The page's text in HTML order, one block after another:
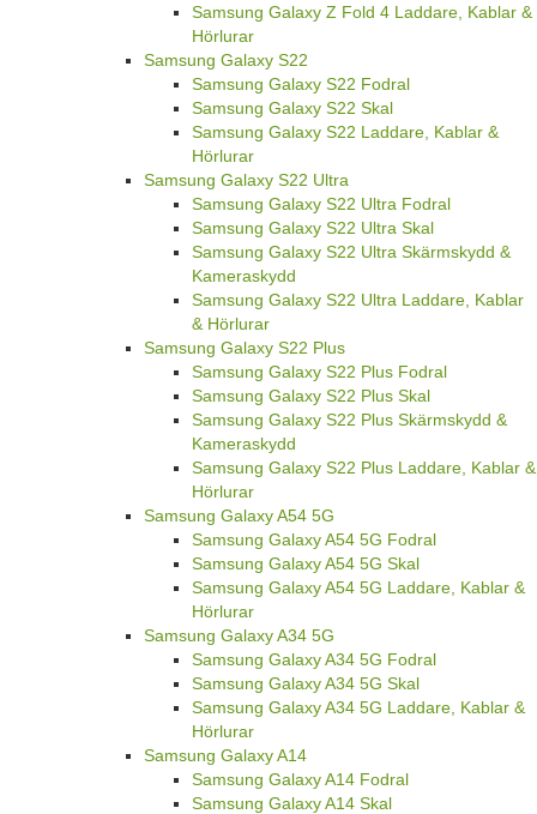
Samsung Galaxy Z Fold 4 Laddare, Kablar &
Hörlurar
Samsung Galaxy S22
Samsung Galaxy S22 Fodral
Samsung Galaxy S22 Skal
Samsung Galaxy S22 Laddare, Kablar &
Hörlurar
Samsung Galaxy S22 Ultra
Samsung Galaxy S22 Ultra Fodral
Samsung Galaxy S22 Ultra Skal
Samsung Galaxy S22 Ultra Skärmskydd &
Kameraskydd
Samsung Galaxy S22 Ultra Laddare, Kablar
& Hörlurar
Samsung Galaxy S22 Plus
Samsung Galaxy S22 Plus Fodral
Samsung Galaxy S22 Plus Skal
Samsung Galaxy S22 Plus Skärmskydd &
Kameraskydd
Samsung Galaxy S22 Plus Laddare, Kablar &
Hörlurar
Samsung Galaxy A54 5G
Samsung Galaxy A54 5G Fodral
Samsung Galaxy A54 5G Skal
Samsung Galaxy A54 5G Laddare, Kablar &
Hörlurar
Samsung Galaxy A34 5G
Samsung Galaxy A34 5G Fodral
Samsung Galaxy A34 5G Skal
Samsung Galaxy A34 5G Laddare, Kablar &
Hörlurar
Samsung Galaxy A14
Samsung Galaxy A14 Fodral
Samsung Galaxy A14 Skal